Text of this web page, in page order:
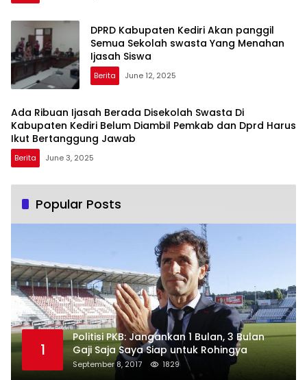
DPRD Kabupaten Kediri Akan panggil
Semua Sekolah swasta Yang Menahan
Ijasah Siswa
Berita June 12, 2025
Ada Ribuan Ijasah Berada Disekolah Swasta Di
Kabupaten Kediri Belum Diambil Pemkab dan Dprd Harus
Ikut Bertanggung Jawab
Berita June 3, 2025
Popular Posts
1
Politisi PKB: Jangankan 1 Bulan, 3 Bulan
Gaji Saja Saya Siap untuk Rohingya
September 8, 2017 1829